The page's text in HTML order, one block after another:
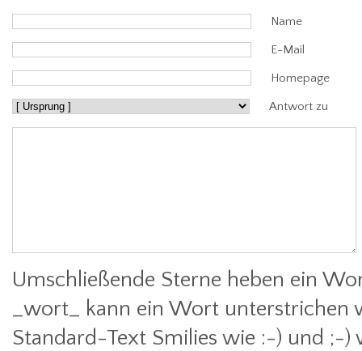
Name
E-Mail
Homepage
Antwort zu
Umschließende Sterne heben ein
_wort_ kann ein Wort unterstrichen
Standard-Text Smilies wie :-) und ;-)